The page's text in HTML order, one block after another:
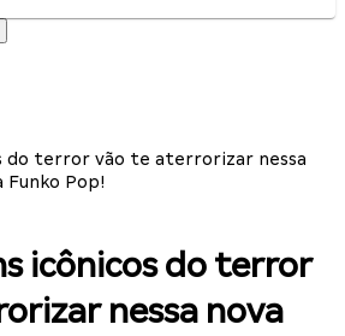
do terror vão te aterrorizar nessa
Funko Pop!
icônicos do terror
nessa nova